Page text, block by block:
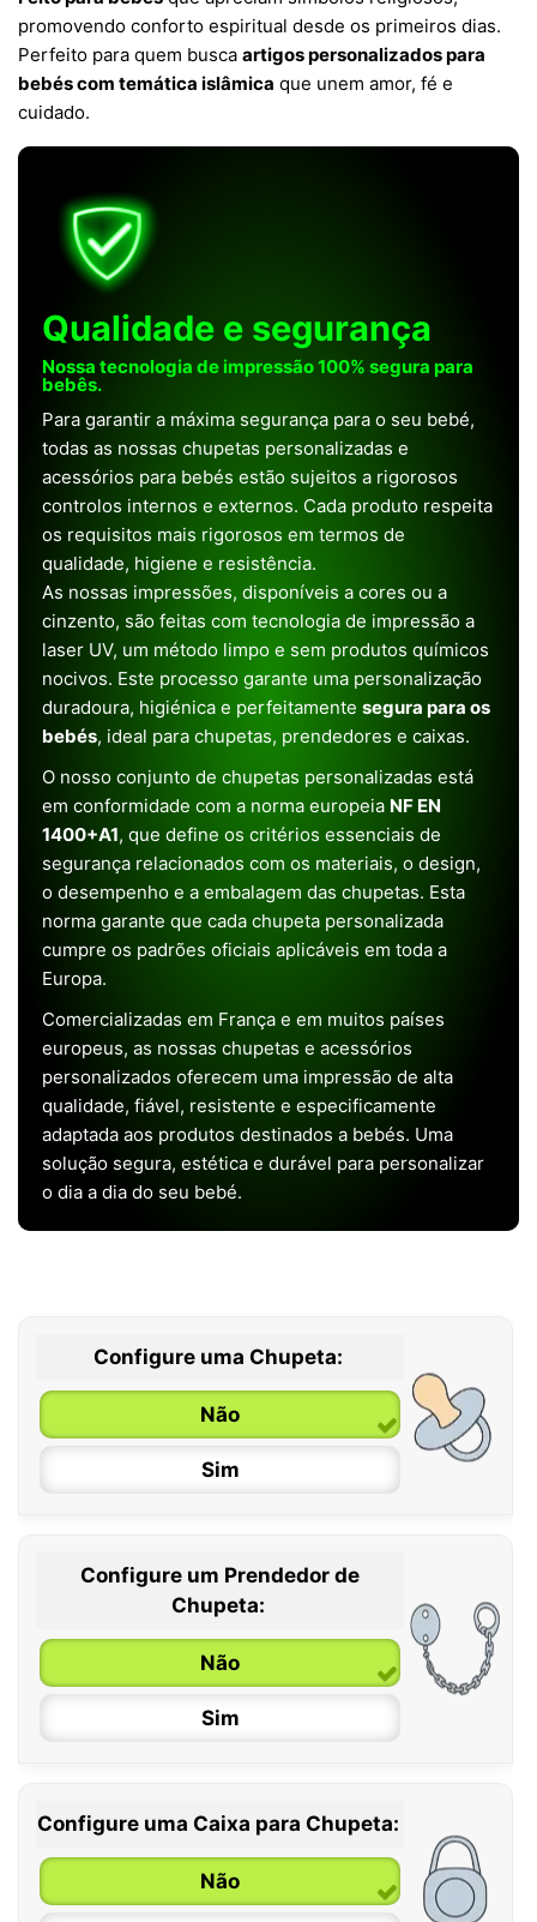
promovendo conforto espiritual desde os primeiros dias.
Perfeito para quem busca artigos personalizados para
bebés com temática islâmica que unem amor, fé e
cuidado.
Qualidade e segurança
Nossa tecnologia de impressão 100% segura para
bebês.
Para garantir a máxima segurança para o seu bebé,
todas as nossas chupetas personalizadas e
acessórios para bebés estão sujeitos a rigorosos
controlos internos e externos. Cada produto respeita
os requisitos mais rigorosos em termos de
qualidade, higiene e resistência.
As nossas impressões, disponíveis a cores ou a
cinzento, são feitas com tecnologia de impressão a
laser UV, um método limpo e sem produtos químicos
nocivos. Este processo garante uma personalização
duradoura, higiénica e perfeitamente segura para os
bebés, ideal para chupetas, prendedores e caixas.
O nosso conjunto de chupetas personalizadas está
em conformidade com a norma europeia NF EN
1400+A1, que define os critérios essenciais de
segurança relacionados com os materiais, o design,
o desempenho e a embalagem das chupetas. Esta
norma garante que cada chupeta personalizada
cumpre os padrões oficiais aplicáveis em toda a
Europa.
Comercializadas em França e em muitos países
europeus, as nossas chupetas e acessórios
personalizados oferecem uma impressão de alta
qualidade, fiável, resistente e especificamente
adaptada aos produtos destinados a bebés. Uma
solução segura, estética e durável para personalizar
o dia a dia do seu bebé.
Configure uma Chupeta:
Não
Sim
0 / 6 meses
6 / 36 meses
Configure um Prendedor de
Chupeta:
Não
Sim
Configure uma Caixa para Chupeta:
Não